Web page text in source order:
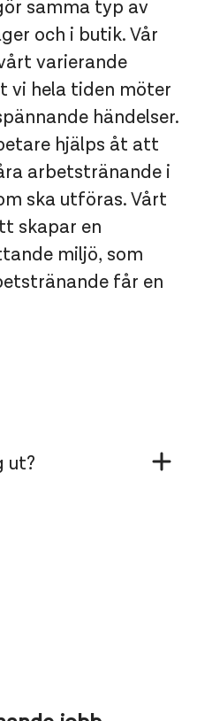
samma typ av
och i butik. Vår
varierande
vi hela tiden möter
händelser.
hjälps åt att
arbetstränande i
ska utföras. Vårt
skapar en
miljö, som
får en
ut?